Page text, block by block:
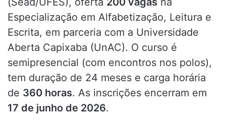
Especialização em Alfabetização, Leitura e
Escrita, em parceria com a Universidade
Aberta Capixaba (UnAC). O curso é
semipresencial (com encontros nos polos),
tem duração de 24 meses e carga horária
de 360 horas. As inscrições encerram em
17 de junho de 2026.